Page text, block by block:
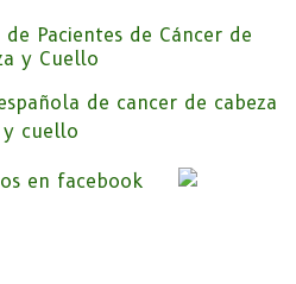
Española de
de Cabeza y
de Pacientes de Cáncer de Cabeza y
sin animo de lucro que pretendemos